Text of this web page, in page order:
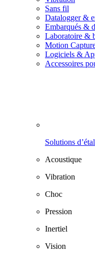
Sans fil
Datalogger &
Embarqués &
Laboratoire &
Motion
Logiciels &
Accessoires
Solutions
Acoustique
Vibration
Choc
Pression
Inertiel
Vision